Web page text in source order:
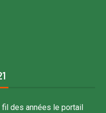
des années le portail